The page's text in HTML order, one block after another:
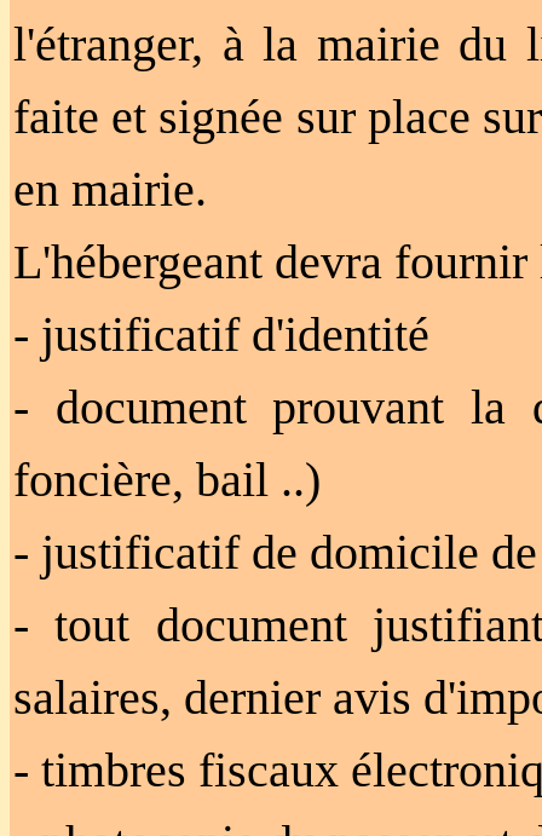
l'étranger, à la mairie du
faite et signée sur place
en mairie.
L'hébergeant devra
- justificatif d'identité
- document prouvant la
foncière, bail ..)
- justificatif de domicile
- tout document
salaires, dernier avis
- timbres fiscaux